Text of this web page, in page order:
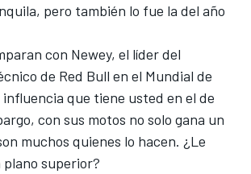
pero también lo fue la del año
con Newey, el líder del
de Red Bull en el Mundial de
influencia que tiene usted en el de
con sus motos no solo gana un
muchos quienes lo hacen. ¿Le
plano superior?